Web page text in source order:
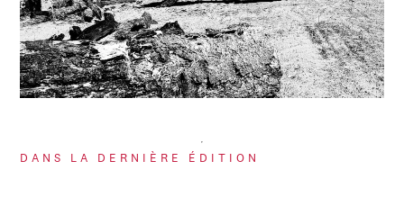
DANS LA DERNIÈRE ÉDITION